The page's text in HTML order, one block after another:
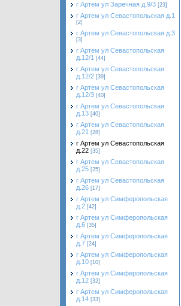
г Артем ул Заречная д.9/3 [23]
г Артем ул Севастопольская д.1
[2]
г Артем ул Севастопольская д.3
[3]
г Артем ул Севастопольская
д.12/1 [44]
г Артем ул Севастопольская
д.12/2 [39]
г Артем ул Севастопольская
д.12/3 [40]
г Артем ул Севастопольская
д.13 [40]
г Артем ул Севастопольская
д.21 [28]
г Артем ул Севастопольская
д.22 [35]
г Артем ул Севастопольская
д.25 [25]
г Артем ул Севастопольская
д.26 [17]
г Артем ул Симферопольская
д.2 [42]
г Артем ул Симферопольская
д.6 [35]
г Артем ул Симферопольская
д.7 [24]
г Артем ул Симферопольская
д.10 [10]
г Артем ул Симферопольская
д.12 [32]
г Артем ул Симферопольская
д.14 [33]